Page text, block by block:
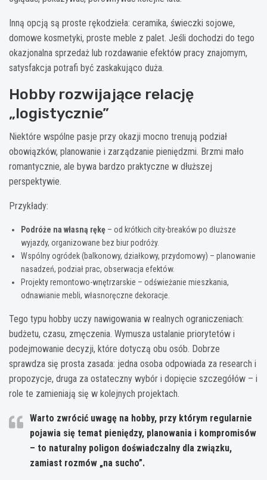
Inną opcją są proste rękodzieła: ceramika, świeczki sojowe,
domowe kosmetyki, proste meble z palet. Jeśli dochodzi do tego
okazjonalna sprzedaż lub rozdawanie efektów pracy znajomym,
satysfakcja potrafi być zaskakująco duża.
Hobby rozwijające relację
„logistycznie”
Niektóre wspólne pasje przy okazji mocno trenują podział
obowiązków, planowanie i zarządzanie pieniędzmi. Brzmi mało
romantycznie, ale bywa bardzo praktyczne w dłuższej
perspektywie.
Przykłady:
Podróże na własną rękę – od krótkich city-breaków po dłuższe
wyjazdy, organizowane bez biur podróży.
Wspólny ogródek (balkonowy, działkowy, przydomowy) – planowanie
nasadzeń, podział prac, obserwacja efektów.
Projekty remontowo-wnętrzarskie – odświeżanie mieszkania,
odnawianie mebli, własnoręczne dekoracje.
Tego typu hobby uczy nawigowania w realnych ograniczeniach:
budżetu, czasu, zmęczenia. Wymusza ustalanie priorytetów i
podejmowanie decyzji, które dotyczą obu osób. Dobrze
sprawdza się prosta zasada: jedna osoba odpowiada za research i
propozycje, druga za ostateczny wybór i dopięcie szczegółów – i
role te zamieniają się w kolejnych projektach.
Warto zwrócić uwagę na hobby, przy którym regularnie
pojawia się temat pieniędzy, planowania i kompromisów
– to naturalny poligon doświadczalny dla związku,
zamiast rozmów „na sucho”.